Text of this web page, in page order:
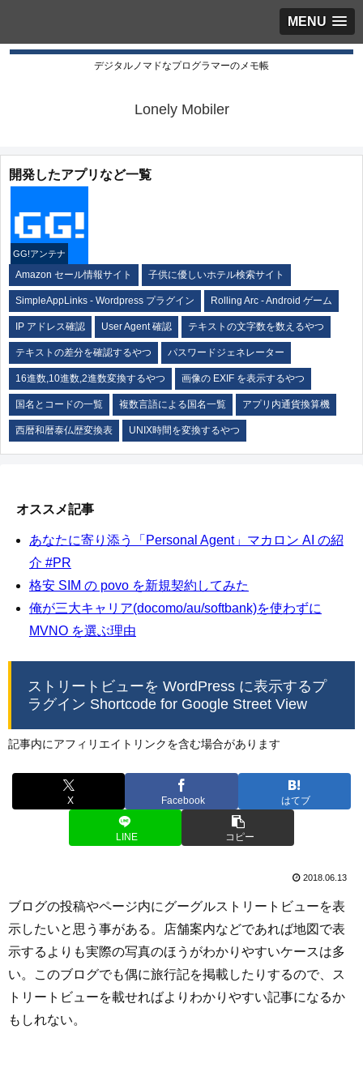
MENU
デジタルノマドなプログラマーのメモ帳
Lonely Mobiler
開発したアプリなど一覧
GG!アンテナ
Amazon セール情報サイト 子供に優しいホテル検索サイト
SimpleAppLinks - Wordpress プラグイン Rolling Arc - Android ゲーム
IP アドレス確認 User Agent 確認 テキストの文字数を数えるやつ
テキストの差分を確認するやつ パスワードジェネレーター
16進数,10進数,2進数変換するやつ 画像の EXIF を表示するやつ
国名とコードの一覧 複数言語による国名一覧 アプリ内通貨換算機
西暦和暦泰仏歴変換表 UNIX時間を変換するやつ
オススメ記事
あなたに寄り添う「Personal Agent」マカロン AI の紹
介 #PR
格安 SIM の povo を新規契約してみた
俺が三大キャリア(docomo/au/softbank)を使わずに
MVNO を選ぶ理由
ストリートビューを WordPress に表示するプ
ラグイン Shortcode for Google Street View
記事内にアフィリエイトリンクを含む場合があります
X Facebook はてブ
LINE コピー
2018.06.13
ブログの投稿やページ内にグーグルストリートビューを表
示したいと思う事がある。店舗案内などであれば地図で表
示するよりも実際の写真のほうがわかりやすいケースは多
い。このブログでも偶に旅行記を掲載したりするので、ス
トリートビューを載せればよりわかりやすい記事になるか
もしれない。